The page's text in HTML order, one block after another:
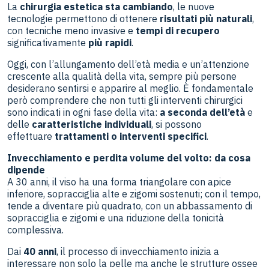
La chirurgia estetica sta cambiando, le nuove
tecnologie permettono di ottenere risultati più naturali,
con tecniche meno invasive e tempi di recupero
significativamente più rapidi.
Oggi, con l’allungamento dell’età media e un’attenzione
crescente alla qualità della vita, sempre più persone
desiderano sentirsi e apparire al meglio. È fondamentale
però comprendere che non tutti gli interventi chirurgici
sono indicati in ogni fase della vita: a seconda dell’età e
delle caratteristiche individuali, si possono
effettuare trattamenti o interventi specifici.
Invecchiamento e perdita volume del volto: da cosa
dipende
A 30 anni, il viso ha una forma triangolare con apice
inferiore, sopracciglia alte e zigomi sostenuti; con il tempo,
tende a diventare più quadrato, con un abbassamento di
sopracciglia e zigomi e una riduzione della tonicità
complessiva.
Dai 40 anni, il processo di invecchiamento inizia a
interessare non solo la pelle ma anche le strutture ossee